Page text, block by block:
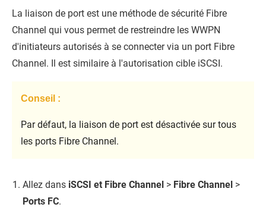
La liaison de port est une méthode de sécurité Fibre
Channel qui vous permet de restreindre les WWPN
d'initiateurs autorisés à se connecter via un port Fibre
Channel. Il est similaire à l'autorisation cible iSCSI.
Conseil :
Par défaut, la liaison de port est désactivée sur tous
les ports Fibre Channel.
Allez dans iSCSI et Fibre Channel > Fibre Channel >
Ports FC.